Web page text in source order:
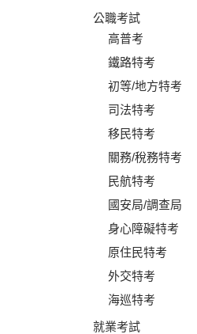
公職考試
高普考
鐵路特考
初等/地方特考
司法特考
移民特考
關務/稅務特考
民航特考
國安局/調查局
身心障礙特考
原住民特考
外交特考
海巡特考
就業考試